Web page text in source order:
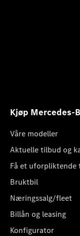
Kjøp Mercedes-
Våre modeller
Aktuelle tilbud og
Få et uforpliktende
Bruktbil
Næringssalg/fleet
Billån og leasing
Konfigurator